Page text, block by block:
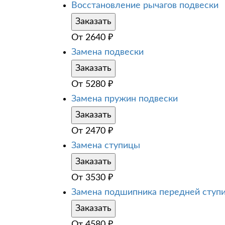
Восстановление рычагов подвески
Заказать
От 2640 ₽
Замена подвески
Заказать
От 5280 ₽
Замена пружин подвески
Заказать
От 2470 ₽
Замена ступицы
Заказать
От 3530 ₽
Замена подшипника передней
Заказать